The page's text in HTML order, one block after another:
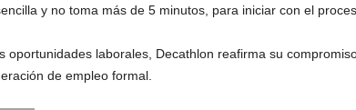
y no toma más de 5 minutos, para iniciar con el
oportunidades laborales, Decathlon reafirma su
de empleo formal.